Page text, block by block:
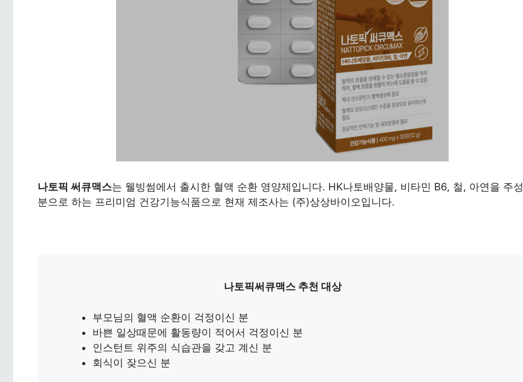
나토픽 써큐맥스는 웰빙썸에서 출시한 혈액 순환 영양제입니다. HK나토배양물, 비타민 B6, 철, 아연을 주성
분으로 하는 프리미엄 건강기능식품으로 현재 제조사는 (주)상상바이오입니다.
나토픽써큐맥스 추천 대상
부모님의 혈액 순환이 걱정이신 분
바쁜 일상때문에 활동량이 적어서 걱정이신 분
인스턴트 위주의 식습관을 갖고 계신 분
회식이 잦으신 분